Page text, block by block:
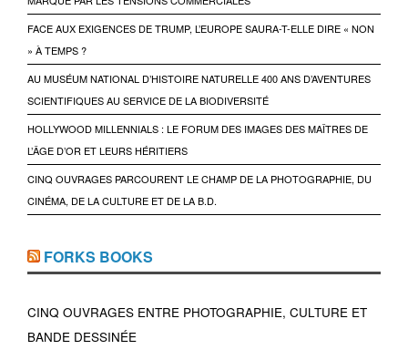
FACE AUX EXIGENCES DE TRUMP, L’EUROPE SAURA-T-ELLE DIRE « NON
» À TEMPS ?
AU MUSÉUM NATIONAL D’HISTOIRE NATURELLE 400 ANS D’AVENTURES
SCIENTIFIQUES AU SERVICE DE LA BIODIVERSITÉ
HOLLYWOOD MILLENNIALS : LE FORUM DES IMAGES DES MAÎTRES DE
L’ÂGE D’OR ET LEURS HÉRITIERS
CINQ OUVRAGES PARCOURENT LE CHAMP DE LA PHOTOGRAPHIE, DU
CINÉMA, DE LA CULTURE ET DE LA B.D.
FORKS BOOKS
CINQ OUVRAGES ENTRE PHOTOGRAPHIE, CULTURE ET
BANDE DESSINÉE